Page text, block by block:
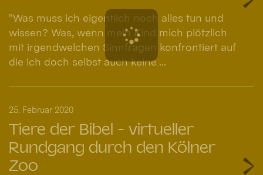
"Was muss ich eigentlich noch alles tun und
wissen? Was, wenn mein Kind mich plötzlich
mit irgendwelchen Sinnfragen konfrontiert auf
die ich doch selbst auch keine ...
Tiere der Bibel - virtueller
Rundgang durch den Kölner
Zoo
25. Februar 2020